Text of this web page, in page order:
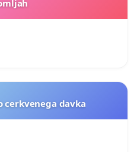
cerkvenega davka